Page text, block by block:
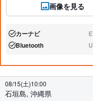
画像を見る
あり:カーナビ なし:
あり:Bluetooth なし:
08/15(土)10:00
石垣島, 沖縄県